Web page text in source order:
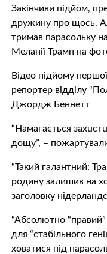
Закінчиви підйом,
дружину про щось.
тримав парасольку
Меланії Трамп на
Відео підйому
репортер відділу
Джордж Беннетт
“Намагається
дощу”, –
“Такий галантний:
родину залишив на
заголовку
“Абсолютно
для “стабільного
ховатися під